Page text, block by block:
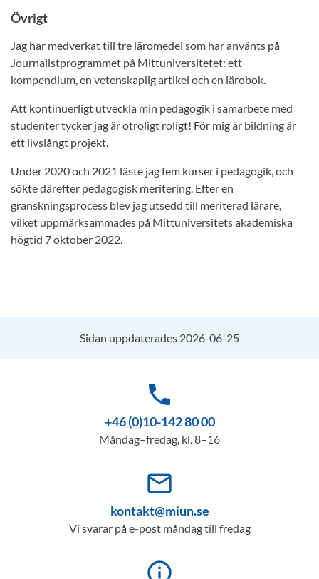
Övrigt
Jag har medverkat till tre läromedel som har använts på
Journalistprogrammet på Mittuniversitetet: ett
kompendium, en vetenskaplig artikel och en lärobok.
Att kontinuerligt utveckla min pedagogik i samarbete med
studenter tycker jag är otroligt roligt! För mig är bildning är
ett livslångt projekt.
Under 2020 och 2021 läste jag fem kurser i pedagogik, och
sökte därefter pedagogisk meritering. Efter en
granskningsprocess blev jag utsedd till meriterad lärare,
vilket uppmärksammades på Mittuniversitets akademiska
högtid 7 oktober 2022.
Sidan uppdaterades 2026-06-25
phone
+46 (0)10-142 80 00
Måndag–fredag, kl. 8–16
mail_outline
kontakt@miun.se
Vi svarar på e-post måndag till fredag
info_outline